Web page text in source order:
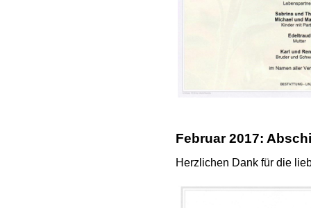
Februar 2017:
Herzlichen Dank für die